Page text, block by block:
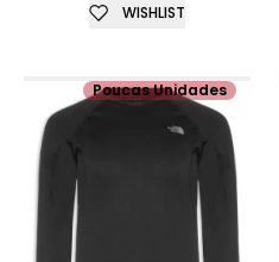
WISHLIST
Poucas Unidades